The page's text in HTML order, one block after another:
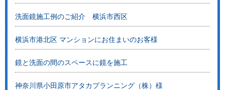
洗面鏡施工例のご紹介 横浜市西区
横浜市港北区 マンションにお住まいのお客様
鏡と洗面の間のスペースに鏡を施工
神奈川県小田原市アタカプランニング（株）様